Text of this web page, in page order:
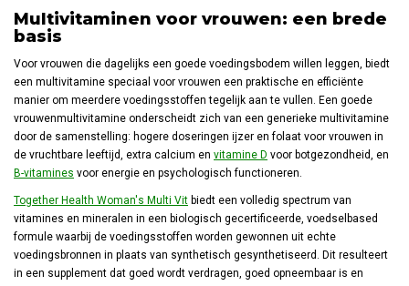
Multivitaminen voor vrouwen: een brede
basis
Voor vrouwen die dagelijks een goede voedingsbodem willen leggen, biedt
een multivitamine speciaal voor vrouwen een praktische en efficiënte
manier om meerdere voedingsstoffen tegelijk aan te vullen. Een goede
vrouwenmultivitamine onderscheidt zich van een generieke multivitamine
door de samenstelling: hogere doseringen ijzer en folaat voor vrouwen in
de vruchtbare leeftijd, extra calcium en vitamine D voor botgezondheid, en
B-vitamines voor energie en psychologisch functioneren.
Together Health Woman's Multi Vit biedt een volledig spectrum van
vitamines en mineralen in een biologisch gecertificeerde, voedselbased
formule waarbij de voedingsstoffen worden gewonnen uit echte
voedingsbronnen in plaats van synthetisch gesynthetiseerd. Dit resulteert
in een supplement dat goed wordt verdragen, goed opneembaar is en